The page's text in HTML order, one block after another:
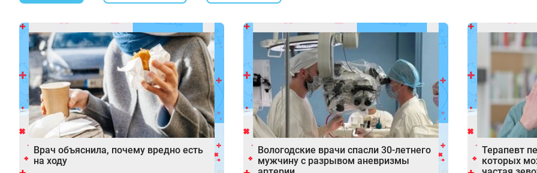
Врач объяснила, почему вредно есть
на ходу
Вологодские врачи спасли 30-летнего
мужчину с разрывом аневризмы
Терапевт
которых